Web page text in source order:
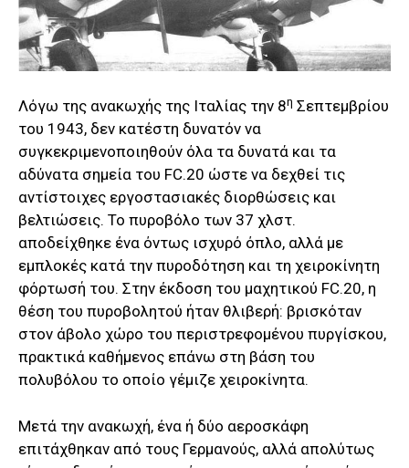
Λόγω της ανακωχής της Ιταλίας την 8η Σεπτεμβρίου
του 1943, δεν κατέστη δυνατόν να
συγκεκριμενοποιηθούν όλα τα δυνατά και τα
αδύνατα σημεία του FC.20 ώστε να δεχθεί τις
αντίστοιχες εργοστασιακές διορθώσεις και
βελτιώσεις. Το πυροβόλο των 37 χλστ.
αποδείχθηκε ένα όντως ισχυρό όπλο, αλλά με
εμπλοκές κατά την πυροδότηση και τη χειροκίνητη
φόρτωσή του. Στην έκδοση του μαχητικού FC.20, η
θέση του πυροβολητού ήταν θλιβερή: βρισκόταν
στον άβολο χώρο του περιστρεφομένου πυργίσκου,
πρακτικά καθήμενος επάνω στη βάση του
πολυβόλου το οποίο γέμιζε χειροκίνητα.
Μετά την ανακωχή, ένα ή δύο αεροσκάφη
επιτάχθηκαν από τους Γερμανούς, αλλά απολύτως